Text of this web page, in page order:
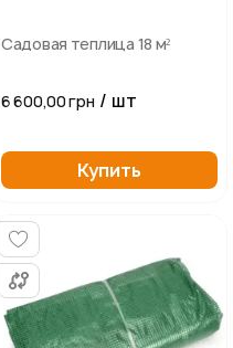
Садовая теплица 18 м²
6 600,00 грн / шт
Купить